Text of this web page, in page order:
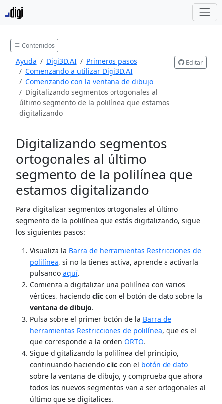
Contenidos
Ayuda Digi3D.AI
Primeros pasos
Comenzando a utilizar Digi3D.AI
Comenzando con la ventana de dibujo
Digitalizando segmentos ortogonales al
último segmento de la polilínea que estamos
digitalizando
Editar
Digitalizando segmentos
ortogonales al último
segmento de la polilínea que
estamos digitalizando
Para digitalizar segmentos ortogonales al último
segmento de la polilínea que estás digitalizando, sigue
los siguientes pasos:
Visualiza la Barra de herramientas Restricciones de
polilínea, si no la tienes activa, aprende a activarla
pulsando aquí.
Comienza a digitalizar una polilínea con varios
vértices, haciendo cliccon el botón de dato sobre la
ventana de dibujo.
Pulsa sobre el primer botón de la Barra de
herramientas Restricciones de polilínea, que es el
que corresponde a la orden ORTO.
Sigue digitalizando la polilínea del principio,
continuando haciendo cliccon el botón de dato
sobre la ventana de dibujo, y comprueba que ahora
todos los nuevos segmentos van a ser ortogonales al
último que se digitalices.